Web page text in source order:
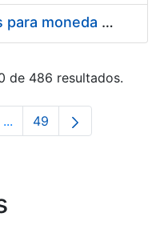
Suministro de estuches para moneda de 30 €
de 486 resultados.
...Páginas intermedias Use
Página
49